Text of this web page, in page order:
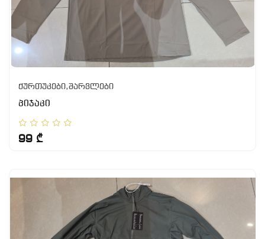
ქურთუკები,შარვლები
პიჯაკი
99 ₾